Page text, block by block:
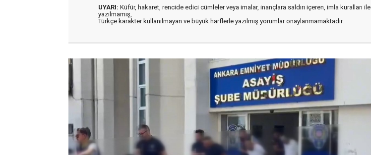
UYARI: Küfür, hakaret, rencide edici cümleler veya imalar, inançlara saldırı içeren, imla kuralları ile
yazılmamış,
Türkçe karakter kullanılmayan ve büyük harflerle yazılmış yorumlar onaylanmamaktadır.